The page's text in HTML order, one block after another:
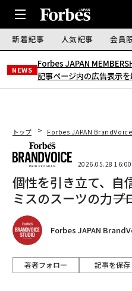
新着記事 人気記事 会員
NEWS
Forbes JAPAN
記事ページ内の広告表示
トップ Forbes JAPAN BrandVoice
2026.05.28 16:00
個性を引き立て、自
ミスのスーツの力――
Forbes JAPAN
著者フォロー 記事を保存